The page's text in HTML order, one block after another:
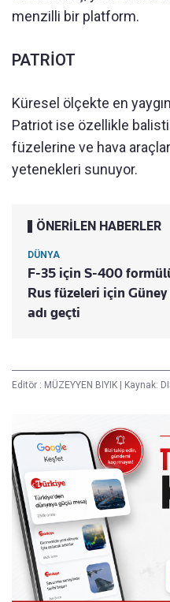
menzilli bir platform.
PATRİOT
Küresel ölçekte en yaygın
Patriot ise özellikle
füzelerine ve hava
yetenekleri sunuyor.
ÖNERİLEN HABERLER
DÜNYA
F-35 için S-400
Rus füzeleri için
adı geçti
Editör : MÜZEYYEN BIYIK Kaynak: